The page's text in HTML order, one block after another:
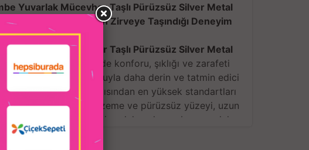
Yuvarlak Mücevher Taşlı Pürüzsüz Silver Metal
– Şıklığın ve Konforun Zirveye Taşındığı Deneyim
Yuvarlak Mücevher Taşlı Pürüzsüz Silver Metal
, anal deneyimlerinizde konforu, şıklığı ve zarafeti
getiriyor. Büyük boyutuyla daha derin ve tatmin edici
estetik ve işlevsellik açısından en yüksek standartları
Paslanmaz çelik malzeme ve pürüzsüz yüzeyi, uzun
sağlarken, arkasındaki parlak açık pembe yuvarlak
fonksiyonel değil, aynı zamanda göz alıcı ve zarif bir